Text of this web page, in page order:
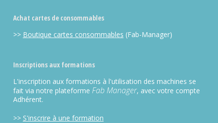
Achat cartes de consommables
>> Boutique cartes consommables (Fab-Manager)
Inscriptions aux formations
L'inscription aux formations à l'utilisation des machines se
fait via notre plateforme Fab Manager, avec votre compte
Adhérent.
>> S'inscrire à une formation